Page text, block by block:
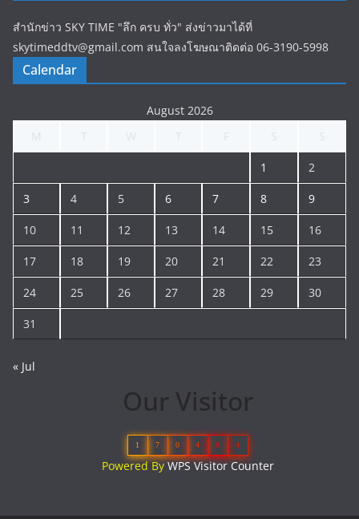
สำนักข่าว SKY TIME "ลึก ครบ ทั่ว" ส่งข่าวมาได้ที่
skytimeddtv@gmail.com สนใจลงโฆษณาติดต่อ 06-3190-5998
Calendar
August 2026
1 2
3 4 5 6 7 8 9
10 11 12 13 14 15 16
17 18 19 20 21 22 23
24 25 26 27 28 29 30
31
« Jul
Our Visitor
1 7 0 4 0 4
Powered ByWPS Visitor Counter